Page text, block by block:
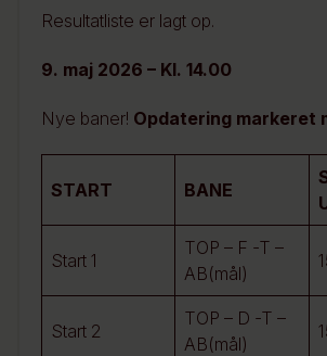
Resultatliste er lagt op.
9. maj 2026 – Kl. 14.00
Nye baner! Opdatering markeret
START BANE
Start 1
TOP – F -T –
AB(mål)
Start 2
TOP – D -T –
AB(mål)